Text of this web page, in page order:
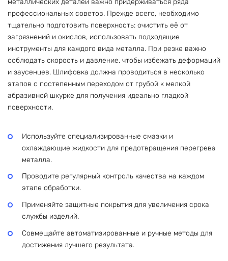
металлических деталей важно придерживаться ряда
профессиональных советов. Прежде всего, необходимо
тщательно подготовить поверхность: очистить её от
загрязнений и окислов, использовать подходящие
инструменты для каждого вида металла. При резке важно
соблюдать скорость и давление, чтобы избежать деформаций
и заусенцев. Шлифовка должна проводиться в несколько
этапов с постепенным переходом от грубой к мелкой
абразивной шкурке для получения идеально гладкой
поверхности.
Используйте специализированные смазки и
охлаждающие жидкости для предотвращения перегрева
металла.
Проводите регулярный контроль качества на каждом
этапе обработки.
Применяйте защитные покрытия для увеличения срока
службы изделий.
Совмещайте автоматизированные и ручные методы для
достижения лучшего результата.